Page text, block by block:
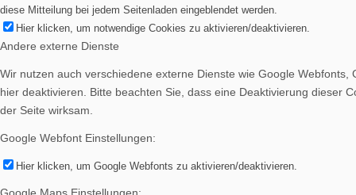
Menü
diese Mitteilung bei jedem Seitenladen eingeblendet werden.
Hier klicken, um notwendige Cookies zu aktivieren/deaktivieren.
Andere externe Dienste
Wir nutzen auch verschiedene externe Dienste wie Google
hier deaktivieren. Bitte beachten Sie, dass eine Deaktivierung dieser
der Seite wirksam.
Google Webfont Einstellungen:
Hier klicken, um Google Webfonts zu aktivieren/deaktivieren.